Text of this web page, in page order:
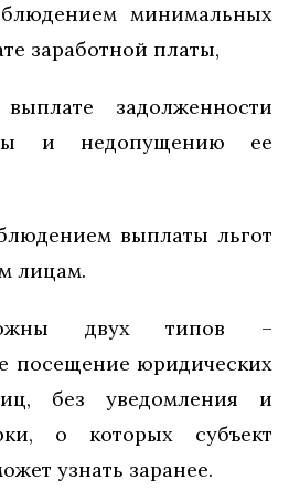
минимальных
заработной платы,
задолженности
и недопущению ее
выплаты льгот
лицам.
двух типов –
посещение юридических
без уведомления и
о которых субъект
узнать заранее.